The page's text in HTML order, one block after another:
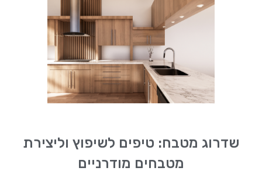
שדרוג מטבח: טיפים לשיפוץ וליצירת
מטבחים מודרניים